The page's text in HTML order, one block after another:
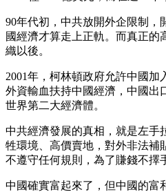
90年代初，中共放開外企限制，
國經濟才算走上正軌。而真正的
織以後。
2001年，柯林頓政府允許中國加
外資輸血扶持中國經濟，中國出
世界第二大經濟體。
中共經濟發展的真相，就是左手
牲環境、高價賣地，對外非法補
不遵守任何規則，為了賺錢不擇
中國確實富起來了，但中國的富